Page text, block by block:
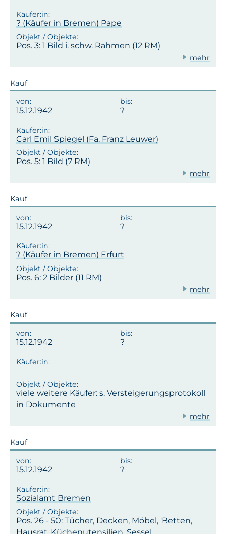
? (Käufer in Bremen) Pape
Pos. 3: 1 Bild i. schw. Rahmen (12 RM)
mehr
Kauf
15.12.1942
Carl Emil Spiegel (Fa. Franz Leuwer)
Pos. 5: 1 Bild (7 RM)
mehr
Kauf
15.12.1942
? (Käufer in Bremen) Erfurt
Pos. 6: 2 Bilder (11 RM)
mehr
Kauf
15.12.1942
viele weitere Käufer: s. Versteigerungsprotokoll
in Dokumente
mehr
Kauf
15.12.1942
Sozialamt Bremen
Pos. 26 - 50: Tücher, Decken, Möbel, 'Betten,